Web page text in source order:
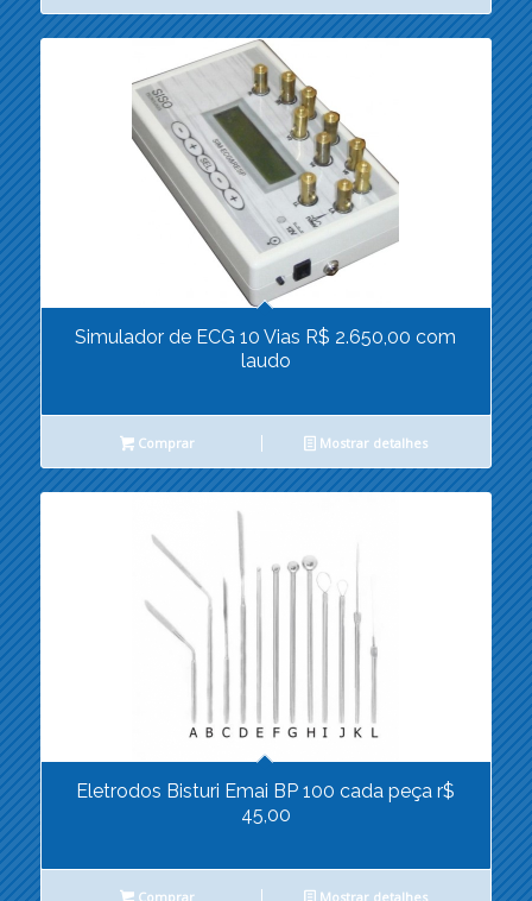
Simulador de ECG 10 Vias R$ 2.650,00 com
laudo
Comprar Mostrar detalhes
Eletrodos Bisturi Emai BP 100 cada peça r$
45,00
Comprar Mostrar detalhes